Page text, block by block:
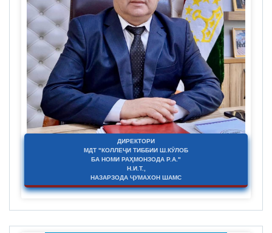
ДИРЕКТОРИ
МДТ "КОЛЛЕҶИ ТИББИИ Ш.КӮЛОБ
БА НОМИ РАҲМОНЗОДА Р.А."
Н.И.Т.,
НАЗАРЗОДА ҶУМАХОН ШАМС